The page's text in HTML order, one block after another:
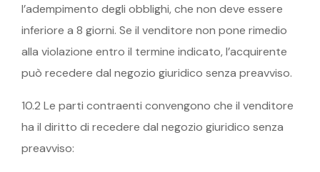
l’adempimento degli obblighi, che non deve essere
inferiore a 8 giorni. Se il venditore non pone rimedio
alla violazione entro il termine indicato, l’acquirente
può recedere dal negozio giuridico senza preavviso.
10.2 Le parti contraenti convengono che il venditore
ha il diritto di recedere dal negozio giuridico senza
preavviso: